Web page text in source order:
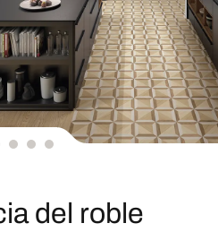
del roble